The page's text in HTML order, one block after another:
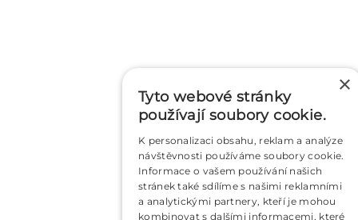
×
Tyto webové stránky
používají soubory cookie.
K personalizaci obsahu, reklam a analýze
návštěvnosti používáme soubory cookie.
Informace o vašem používání našich
stránek také sdílíme s našimi reklamními
a analytickými partnery, kteří je mohou
kombinovat s dalšími informacemi, které